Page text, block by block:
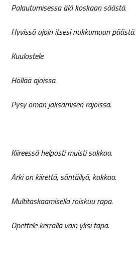
Palautumisessa älä koskaan säästä.
Hyvissä ajoin itsesi nukkumaan päästä.
Kuulostele.
Höllää ajoissa.
Pysy oman jaksamisen rajoissa.
Kiireessä helposti muisti sakkaa.
Arki on kiirettä, säntäilyä, kakkaa.
Multitaskaamisella roiskuu rapa.
Opettele kerralla vain yksi tapa.